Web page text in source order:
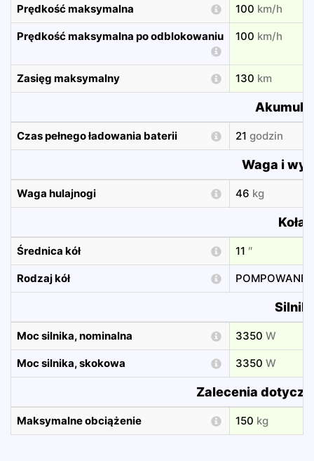
Prędkość maksymalna 100 km/h
Prędkość maksymalna po odblokowaniu 100 km/h
Zasięg maksymalny 130 km
Czas pełnego ładowania baterii 21 godzin
Waga i
Waga hulajnogi 46 kg
Koła
Średnica kół 11 ″
Rodzaj kół POMPOWANE
Silnik
Moc silnika, nominalna 3350 W
Moc silnika, skokowa 3350 W
Zalecenia
Maksymalne obciążenie 150 kg